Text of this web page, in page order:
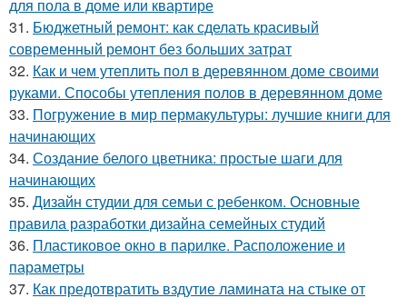
для пола в доме или квартире
31. Бюджетный ремонт: как сделать красивый
современный ремонт без больших затрат
32. Как и чем утеплить пол в деревянном доме своими
руками. Способы утепления полов в деревянном доме
33. Погружение в мир пермакультуры: лучшие книги для
начинающих
34. Создание белого цветника: простые шаги для
начинающих
35. Дизайн студии для семьи с ребенком. Основные
правила разработки дизайна семейных студий
36. Пластиковое окно в парилке. Расположение и
параметры
37. Как предотвратить вздутие ламината на стыке от